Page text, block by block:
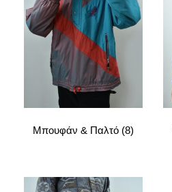
Μπουφάν & Παλτό (8)